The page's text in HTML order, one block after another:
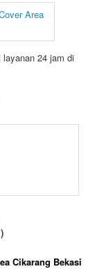
24 jam di
Cikarang Bekasi